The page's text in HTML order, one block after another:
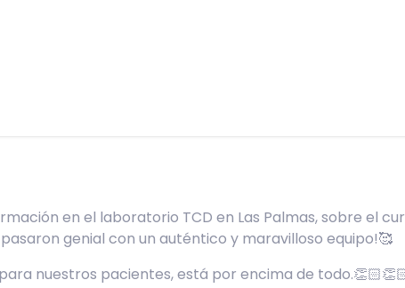
en el laboratorio TCD en Las Palmas, sobre el
genial con un auténtico y maravilloso equipo!🥰
nuestros pacientes, está por encima de